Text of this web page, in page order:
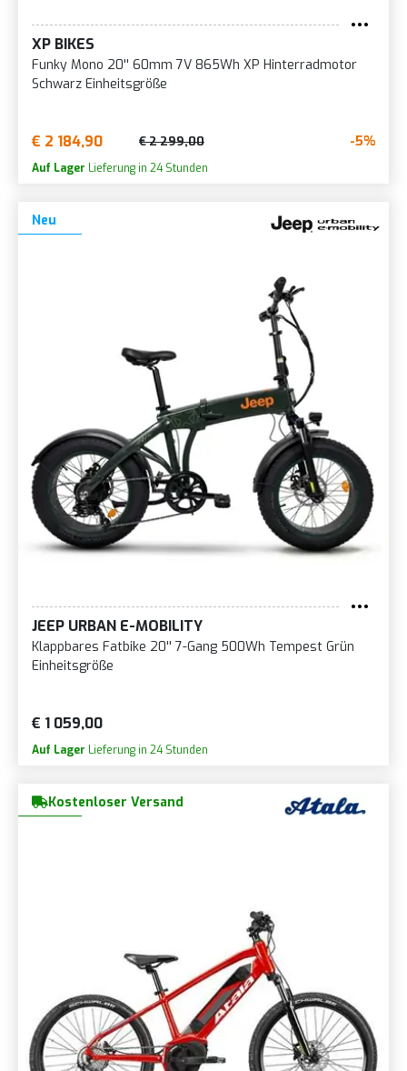
XP BIKES
Funky Mono 20'' 60mm 7V 865Wh XP Hinterradmotor
Schwarz Einheitsgröße
€ 2 184,90 € 2 299,00 -5%
Auf Lager Lieferung in 24 Stunden
Neu
JEEP URBAN E-MOBILITY
Klappbares Fatbike 20'' 7-Gang 500Wh Tempest Grün
Einheitsgröße
€ 1 059,00
Auf Lager Lieferung in 24 Stunden
Kostenloser Versand